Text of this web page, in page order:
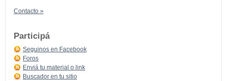
Contacto »
Participá
Seguinos en Facebook
Foros
Enviá tu material o link
Buscador en tu sitio